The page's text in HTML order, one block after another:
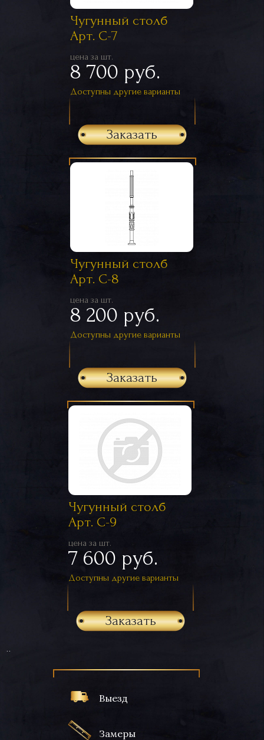
Выезд
Замеры
Чугунный столб
Арт. С-7
цена за шт.
8 700 руб.
Доступны другие варианты
Заказать
Чугунный столб
Арт. С-8
цена за шт.
8 200 руб.
Доступны другие варианты
Заказать
Чугунный столб
Арт. С-9
цена за шт.
7 600 руб.
Доступны другие варианты
Заказать
..